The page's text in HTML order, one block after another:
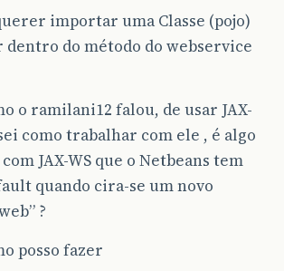
importar uma Classe (pojo)
dentro do método do webservice
o ramilani12 falou, de usar JAX-
como trabalhar com ele , é algo
JAX-WS que o Netbeans tem
quando cira-se um novo
?
posso fazer